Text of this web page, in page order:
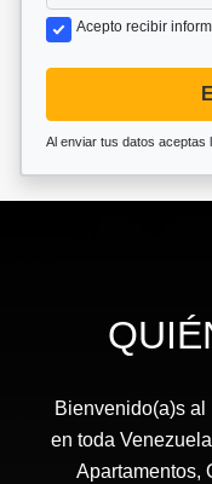
Acepto recibir
Al enviar tus datos aceptas
Bienvenido(a)s
en toda
Apartamentos,